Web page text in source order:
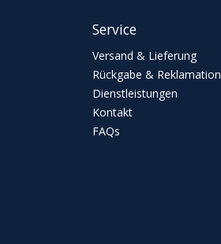
Service
Versand & Lieferung
Rückgabe & Reklamation
Dienstleistungen
Kontakt
FAQs